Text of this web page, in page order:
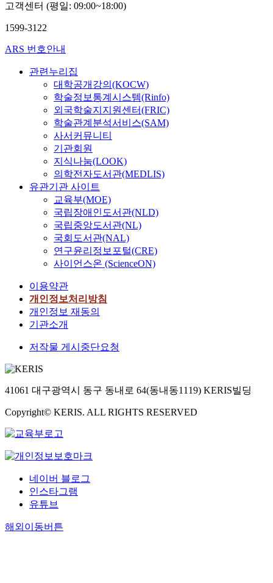
고객센터 (평일: 09:00~18:00)
1599-3122
ARS 번호안내
관련누리집
대학공개강의(KOCW)
학술정보통계시스템(Rinfo)
외국학술지지원센터(FRIC)
학술관계분석서비스(SAM)
사서커뮤니티
기관회원
지식나눔(LOOK)
의학전자도서관(MEDLIS)
유관기관 사이트
교육부(MOE)
국립장애인도서관(NLD)
국립중앙도서관(NL)
국회도서관(NAL)
연구윤리정보포털(CRE)
사이언스온 (ScienceON)
이용약관
개인정보처리방침
개인정보 재동의
기관소개
저작물 게시중단요청
41061 대구광역시 동구 동내로 64(동내동1119) KERIS빌딩
Copyright© KERIS. ALL RIGHTS RESERVED
네이버 블로그
인스타그램
유튜브
해외이동버튼